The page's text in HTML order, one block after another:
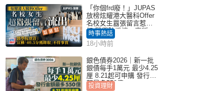
「你個frd廢！」JUPAS
放榜炫耀港大醫科Offer
名校女生囂張留言惹眾
怒 醫學院澄清：宣稱
「40.5分獲錄取」不符事
實｜Juicy叮
時事熱話
18小時前
銀色債券2026｜新一批
銀債每手1萬元 最少4.25
厘 8.21起可申購 發行金
額最多550億
投資理財